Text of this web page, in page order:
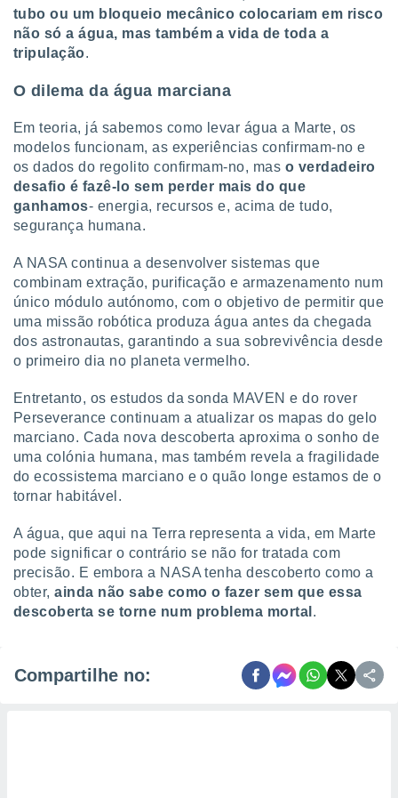
tubo ou um bloqueio mecânico colocariam em risco
não só a água, mas também a vida de toda a
tripulação.
O dilema da água marciana
Em teoria, já sabemos como levar água a Marte, os
modelos funcionam, as experiências confirmam-no e
os dados do regolito confirmam-no, mas o verdadeiro
desafio é fazê-lo sem perder mais do que
ganhamos- energia, recursos e, acima de tudo,
segurança humana.
A NASA continua a desenvolver sistemas que
combinam extração, purificação e armazenamento num
único módulo autónomo, com o objetivo de permitir que
uma missão robótica produza água antes da chegada
dos astronautas, garantindo a sua sobrevivência desde
o primeiro dia no planeta vermelho.
Entretanto, os estudos da sonda MAVEN e do rover
Perseverance continuam a atualizar os mapas do gelo
marciano. Cada nova descoberta aproxima o sonho de
uma colónia humana, mas também revela a fragilidade
do ecossistema marciano e o quão longe estamos de o
tornar habitável.
A água, que aqui na Terra representa a vida, em Marte
pode significar o contrário se não for tratada com
precisão. E embora a NASA tenha descoberto como a
obter,ainda não sabe como o fazer sem que essa
descoberta se torne num problema mortal .
Compartilhe no: